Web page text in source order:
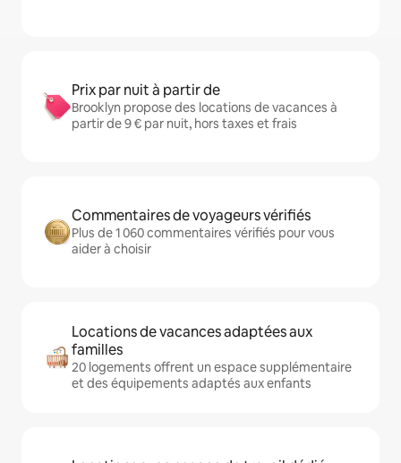
Prix par nuit à partir de
Brooklyn propose des locations de vacances à
partir de 9 € par nuit, hors taxes et frais
Commentaires de voyageurs vérifiés
Plus de 1 060 commentaires vérifiés pour vous
aider à choisir
Locations de vacances adaptées aux
familles
20 logements offrent un espace supplémentaire
et des équipements adaptés aux enfants